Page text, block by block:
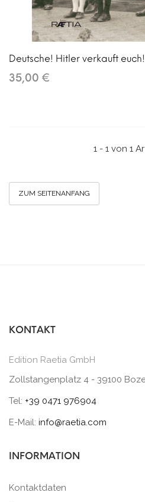
Deutsche! Hitler verkauft euch!
35,00 €
1 - 1 von 1
ZUM SEITENANFANG
KONTAKT
Edition Raetia GmbH
Zollstangenplatz 4 - 39100
Tel: +39 0471 976904
E-Mail: info@raetia.com
INFORMATION
Kontaktdaten